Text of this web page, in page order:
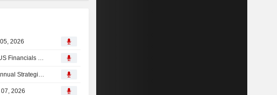
2026
Transcript : The Carlyle Group Inc. Presents at Morgan Stanley US Financials Conference 2026, Jun-10-2026 02:30 PM
Transcript : The Carlyle Group Inc. Presents at Bernstein 42nd Annual Strategic Decisions Conference, May-27-2026 01:30 PM
2026